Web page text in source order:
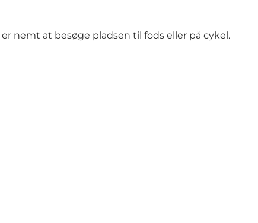
nemt at besøge pladsen til fods eller på cykel.